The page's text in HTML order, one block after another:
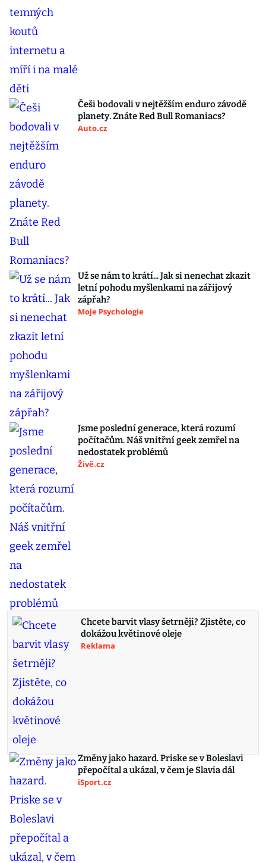
Češi bodovali v nejtěžším enduro závodě
planety. Znáte Red Bull Romaniacs?
Auto.cz
Už se nám to krátí... Jak si nenechat zkazit
letní pohodu myšlenkami na zářijový
zápřah?
Moje Psychologie
Jsme poslední generace, která rozumí
počítačům. Náš vnitřní geek zemřel na
nedostatek problémů
Živě.cz
Chcete barvit vlasy šetrněji? Zjistěte, co
dokážou květinové oleje
Reklama
Změny jako hazard. Priske se v Boleslavi
přepočítal a ukázal, v čem je Slavia dál
iSport.cz